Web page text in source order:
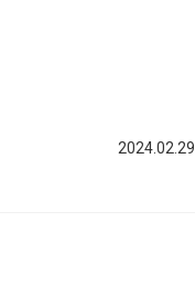
2024.02.29